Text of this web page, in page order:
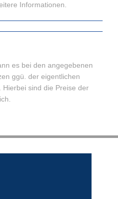
Informationen.
es bei den angegebenen
ggü. der eigentlichen
sind die Preise der